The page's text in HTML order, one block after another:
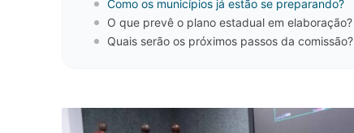
Como os municípios já estão se preparando?
O que prevê o plano estadual em elaboração?
Quais serão os próximos passos da comissão?